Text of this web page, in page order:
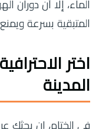
الماء، إلا أن دوران
المتبقية بسرعة
اختر
المدينة
في الختام، إن بحثك